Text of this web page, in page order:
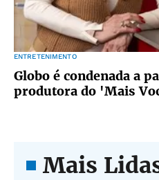
ENTRETENIMENTO
Globo é condenada a
produtora do 'Mais
Mais